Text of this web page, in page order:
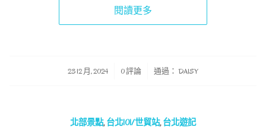
閱讀更多
23 12 月, 2024
/ 0 評論 通過： DAISY
北部景點,台北101/世貿站,台北遊記